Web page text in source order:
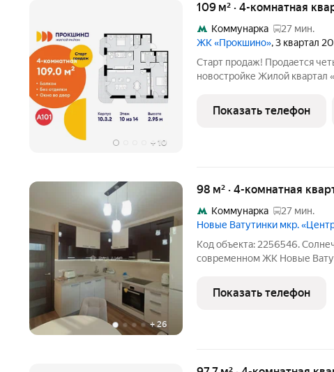
+ 10
109 м² · 4-комнатная
Коммунарка
27 мин.
ЖК «Прокшино», 3 квартал
Старт продаж! Продается
новостройке Жилой квартал
Новомосковский
Прокшино, 7.1.3. Общая
Показать телефон
+26
98 м² · 4-комнатная
Коммунарка
27 мин.
Новые Ватутинки мкр.
Код объекта: 2256546.
современном ЖК Новые
качественный евроремонт.
распашонка: окна
Показать телефон